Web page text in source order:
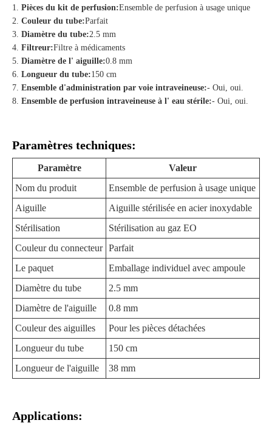
Pièces du kit de perfusion:Ensemble de perfusion à usage unique
Couleur du tube:Parfait
Diamètre du tube:2.5 mm
Filtreur:Filtre à médicaments
Diamètre de l' aiguille:0.8 mm
Longueur du tube:150 cm
Ensemble d'administration par voie intraveineuse:- Oui, oui.
Ensemble de perfusion intraveineuse à l' eau stérile:- Oui, oui.
Paramètres techniques:
Paramètre
Valeur
Nom du produit
Ensemble de perfusion à usage unique
Aiguille
Aiguille stérilisée en acier inoxydable
Stérilisation
Stérilisation au gaz EO
Couleur du connecteur Parfait
Le paquet
Emballage individuel avec ampoule
Diamètre du tube
2.5 mm
Diamètre de l'aiguille
0.8 mm
Couleur des aiguilles
Pour les pièces détachées
Longueur du tube
150 cm
Longueur de l'aiguille
38 mm
Applications: